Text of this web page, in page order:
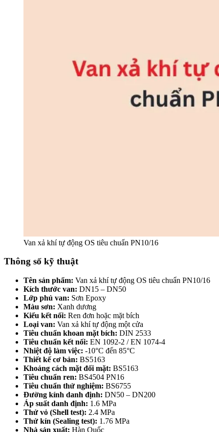
Van xả khí tự động OS tiêu chuẩn PN10/16
Thông số kỹ thuật
Tên sản phẩm: Van xả khí tự động OS tiêu chuẩn PN10/16
Kích thước van: DN15 – DN50
Lớp phủ van: Sơn Epoxy
Màu sơn: Xanh dương
Kiểu kết nối: Ren đơn hoặc mặt bích
Loại van: Van xả khí tự động một cửa
Tiêu chuẩn khoan mặt bích: DIN 2533
Tiêu chuẩn kết nối: EN 1092-2 / EN 1074-4
Nhiệt độ làm việc: -10°C đến 85°C
Thiết kế cơ bản: BS5163
Khoảng cách mặt đối mặt: BS5163
Tiêu chuẩn ren: BS4504 PN16
Tiêu chuẩn thử nghiệm: BS6755
Đường kính danh định: DN50 – DN200
Áp suất danh định: 1.6 MPa
Thử vỏ (Shell test): 2.4 MPa
Thử kín (Sealing test): 1.76 MPa
Nhà sản xuất: Hàn Quốc